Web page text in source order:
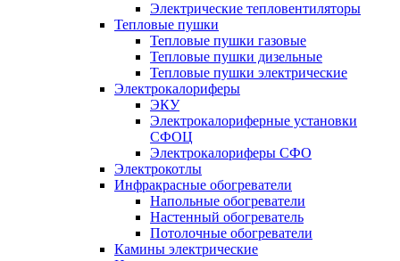
Электрические тепловентиляторы
Тепловые пушки
Тепловые пушки газовые
Тепловые пушки дизельные
Тепловые пушки электрические
Электрокалориферы
ЭКУ
Электрокалориферные установки
СФОЦ
Электрокалориферы СФО
Электрокотлы
Инфракрасные обогреватели
Напольные обогреватели
Настенный обогреватель
Потолочные обогреватели
Камины электрические